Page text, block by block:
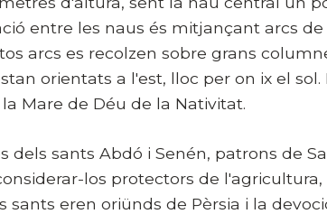
entre les naus és mitjançant arcs
arcs es recolzen sobre grans
orientats a l'est, lloc per on ix el sol.
Mare de Déu de la Nativitat.
dels sants Abdó i Senén, patrons de
los protectors de
eren oriünds de Pèrsia i la